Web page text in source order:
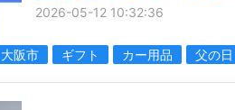
2026-05-12 10:32:36
大阪市 ギフト カー用品 父の日